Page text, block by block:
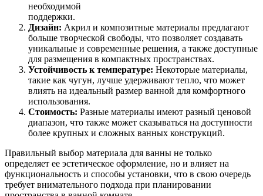
необходимой
поддержки.
Дизайн: Акрил и композитные материалы предлагают
больше творческой свободы, что позволяет создавать
уникальные и современные решения, а также доступные
для размещения в компактных пространствах.
Устойчивость к температуре: Некоторые материалы,
такие как чугун, лучше удерживают тепло, что может
влиять на идеальный размер ванной для комфортного
использования.
Стоимость: Разные материалы имеют разный ценовой
диапазон, что также может сказываться на доступности
более крупных и сложных ванных конструкций.
Правильный выбор материала для ванны не только
определяет ее эстетическое оформление, но и влияет на
функциональность и способы установки, что в свою очередь
требует внимательного подхода при планировании